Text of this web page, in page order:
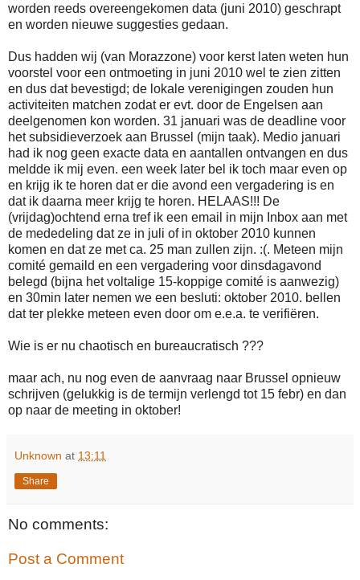
worden reeds overeengekomen data (juni 2010) geschrapt
en worden nieuwe suggesties gedaan.
Dus hadden wij (van Morazzone) voor kerst laten weten hun
voorstel voor een ontmoeting in juni 2010 wel te zien zitten
en dus dat bevestigd; de lokale verenigingen zouden hun
activiteiten matchen zodat er evt. door de Engelsen aan
deelgenomen kon worden. 31 januari was de deadline voor
het subsidieverzoek aan Brussel (mijn taak). Medio januari
had ik nog geen exacte data en aantallen ontvangen en dus
meldde ik mij even. een week later bel ik toch maar even op
en krijg ik te horen dat er die avond een vergadering is en
dat ik daarna meer krijg te horen. HELAAS!!! De
(vrijdag)ochtend erna tref ik een email in mijn Inbox aan met
de mededeling dat ze in juli of in oktober 2010 kunnen
komen en dat ze met ca. 25 man zullen zijn. :(. Meteen mijn
comité gemaild en een vergadering voor dinsdagavond
belegd (bijna het voltalige 15-koppige comité is aanwezig)
en 30min later nemen we een besluti: oktober 2010. bellen
dat ter plekke meteen even door om e.e.a. te verifiëren.
Wie is er nu chaotisch en bureaucratisch ???
maar ach, nu nog even de aanvraag naar Brussel opnieuw
schrijven (gelukkig is de termijn verlengd tot 15 febr) en dan
op naar de meeting in oktober!
Unknown at 13:11
Share
No comments:
Post a Comment